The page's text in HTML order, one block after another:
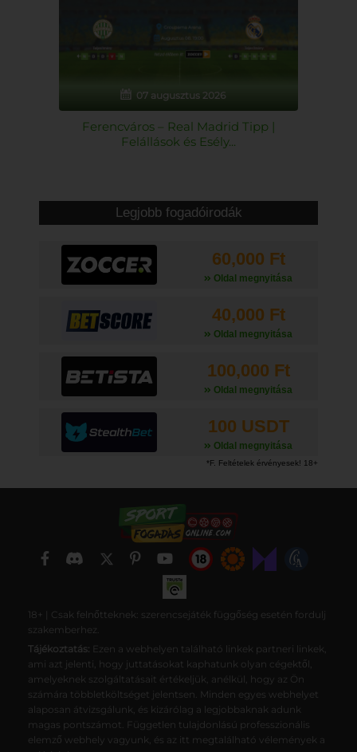
07 augusztus 2026
Ferencváros – Real Madrid Tipp |
Felállások és Esély...
Legjobb fogadóirodák
60,000 Ft
Oldal megnyitása
40,000 Ft
Oldal megnyitása
100,000 Ft
Oldal megnyitása
100 USDT
Oldal megnyitása
18+ | Csak felnőtteknek: szerencsejáték függőség esetén fordulj
szakemberhez.
Tájékoztatás: Ezen a webhelyen található linkek partneri linkek,
ami azt jelenti, hogy juttatásokat kaphatunk olyan cégektől,
amelyeknek szolgáltatásait értékeljük, anélkül, hogy az Ön
számára többletköltséget jelentsen. Minden egyes webhelyet
alaposan átvizsgálunk, és kizárólag a legjobbaknak adunk
magas pontszámot. Független tulajdonlású professzionális
elemző webhely vagyunk, és az itt megtalálható vélemények a